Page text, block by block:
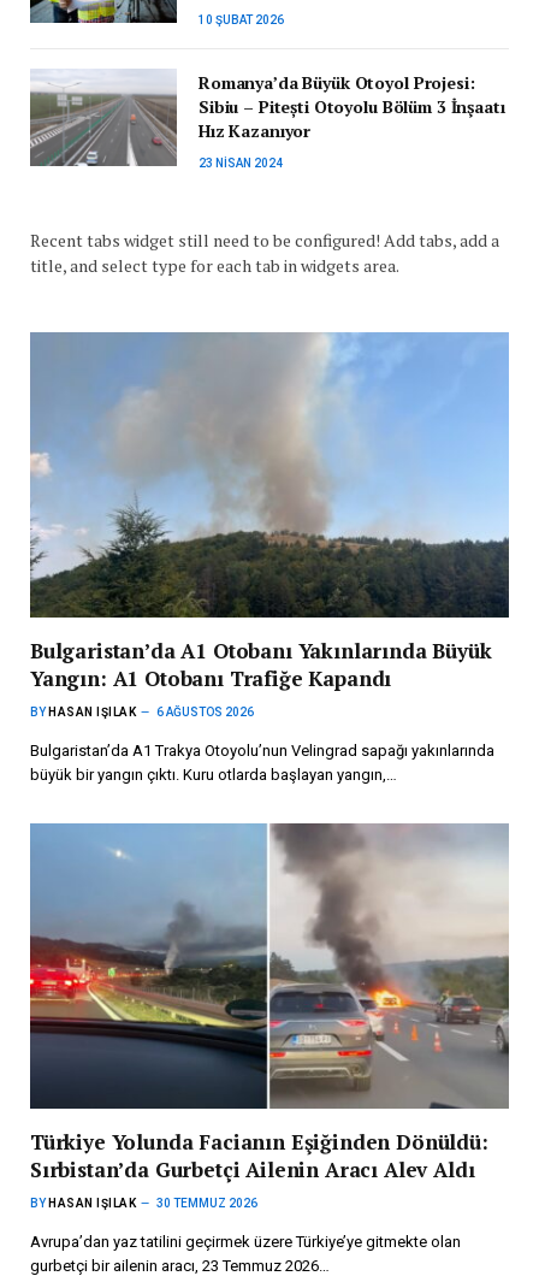
10 ŞUBAT 2026
Romanya’da Büyük Otoyol Projesi:
Sibiu – Pitești Otoyolu Bölüm 3 İnşaatı
Hız Kazanıyor
23 NISAN 2024
Recent tabs widget still need to be configured! Add tabs, add a
title, and select type for each tab in widgets area.
Bulgaristan’da A1 Otobanı Yakınlarında Büyük
Yangın: A1 Otobanı Trafiğe Kapandı
BY HASAN IŞILAK 6 AĞUSTOS 2026
Bulgaristan’da A1 Trakya Otoyolu’nun Velingrad sapağı yakınlarında
büyük bir yangın çıktı. Kuru otlarda başlayan yangın,…
Türkiye Yolunda Facianın Eşiğinden Dönüldü:
Sırbistan’da Gurbetçi Ailenin Aracı Alev Aldı
BY HASAN IŞILAK 30 TEMMUZ 2026
Avrupa’dan yaz tatilini geçirmek üzere Türkiye’ye gitmekte olan
gurbetçi bir ailenin aracı, 23 Temmuz 2026…